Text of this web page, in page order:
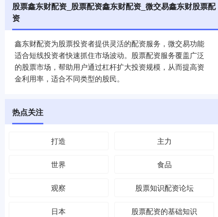
股票鑫东财配资_股票配资鑫东财配资_微交易鑫东财股票配
资
鑫东财配资为股票投资者提供灵活的配资服务，微交易功能
适合短线投资者快速抓住市场波动。股票配资服务覆盖广泛
的股票市场，帮助用户通过杠杆扩大投资规模，从而提高资
金利用率，适合不同类型的股民。
热点关注
打造 主力
世界 食品
观察 股票知识配资论坛
日本 股票配资的基础知识